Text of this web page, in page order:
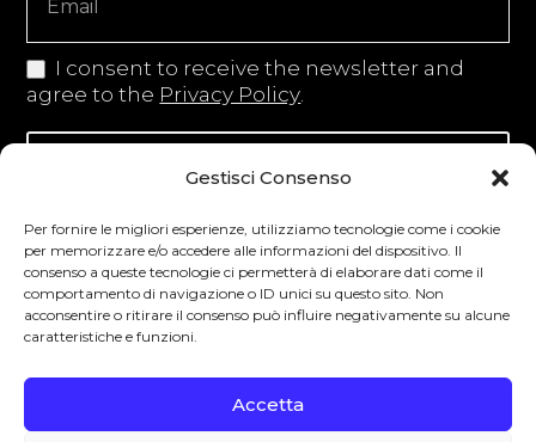
Gestisci Consenso
Per fornire le migliori esperienze, utilizziamo tecnologie come i cookie
per memorizzare e/o accedere alle informazioni del dispositivo. Il
consenso a queste tecnologie ci permetterà di elaborare dati come il
comportamento di navigazione o ID unici su questo sito. Non
acconsentire o ritirare il consenso può influire negativamente su alcune
caratteristiche e funzioni.
Accetta
I consent to receive the newsletter and
agree to the Privacy Policy
Iscriviti alla newsletter
Degustibus invita al consumo responsabile.
La vendita di bevande alcoliche è vietata ai
Paese di residenza. L’abuso di alcol è
pericoloso per la salute.